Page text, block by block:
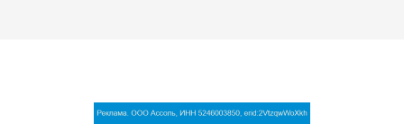
нарушения будут устранены, канатную